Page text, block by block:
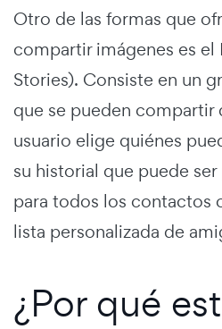
Otro de las formas que
compartir imágenes es el
Stories). Consiste en un
que se pueden compartir
usuario elige quiénes
su historial que puede
para todos los contactos
lista personalizada de
¿Por qué